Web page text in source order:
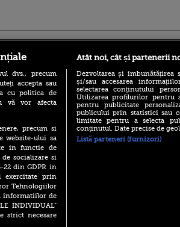
(P) Descoperă Lumea
Evenimentelor din România
dvs., precum
accepta sau
cu politica de
vă vor afecta
precum si
website-ului sa
in functie de
socializare si
22 din GDPR in
exercitate prin
Tehnologiilor
informatiilor de
INDIVIDUAL”
strict necesare
Atât noi, cât și partenerii
Dezvoltarea și îmbunătățirea
și/sau accesarea
selectarea conținutului
Utilizarea profilurilor pentru
pentru publicitate
publicului prin statistici sau
limitate pentru a selecta
conținutul. Date precise de
Listă parteneri (furnizori)